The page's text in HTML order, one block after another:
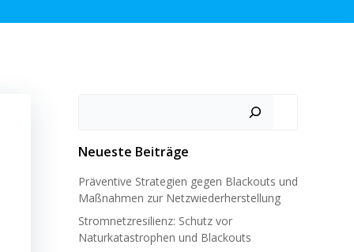
Neueste Beiträge
Präventive Strategien gegen Blackouts und
Maßnahmen zur Netzwiederherstellung
Stromnetzresilienz: Schutz vor
Naturkatastrophen und Blackouts